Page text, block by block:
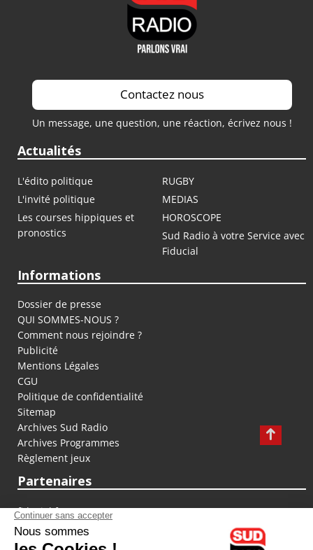
Contactez nous
Un message, une question, une réaction, écrivez nous !
Actualités
L'édito politique
RUGBY
L'invité politique
MEDIAS
Les courses hippiques et
pronostics
HOROSCOPE
Sud Radio à votre Service avec
Fiducial
Informations
Dossier de presse
QUI SOMMES-NOUS ?
Comment nous rejoindre ?
Publicité
Mentions Légales
CGU
Politique de confidentialité
Sitemap
Archives Sud Radio
Archives Programmes
Règlement jeux
Partenaires
fiducial.fr
lyoncapitale.fr